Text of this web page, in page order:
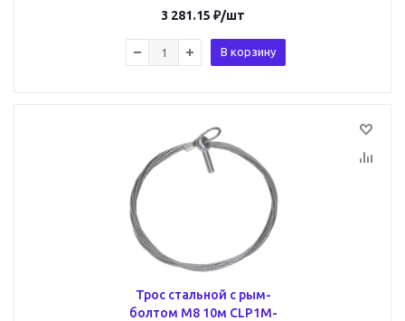
3 281.15 ₽/шт
В корзину
Трос стальной с рым-
болтом М8 10м CLP1M-